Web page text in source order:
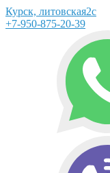
Курск, литовская2с
+7-950-875-20-39